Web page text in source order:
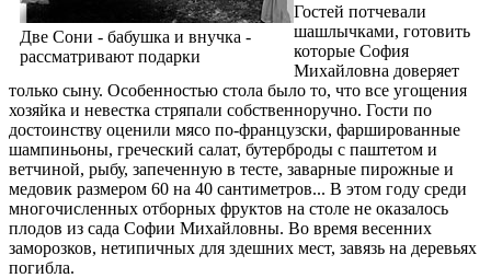
Две Сони - бабушка и внучка -
рассматривают подарки
Гостей потчевали
шашлычками, готовить
которые София
Михайловна доверяет
только сыну. Особенностью стола было то, что все угощения
хозяйка и невестка стряпали собственноручно. Гости по
достоинству оценили мясо по-французски, фаршированные
шампиньоны, греческий салат, бутерброды с паштетом и
ветчиной, рыбу, запеченную в тесте, заварные пирожные и
медовик размером 60 на 40 сантиметров... В этом году среди
многочисленных отборных фруктов на столе не оказалось
плодов из сада Софии Михайловны. Во время весенних
заморозков, нетипичных для здешних мест, завязь на деревьях
погибла.